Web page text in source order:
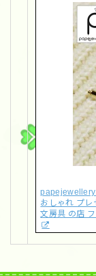
papejewellery
おしゃれ プレ
文房具 の店